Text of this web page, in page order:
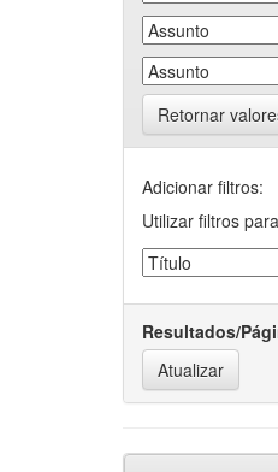
Retornar
Adicionar filtros:
Utilizar filtros
Resultados/